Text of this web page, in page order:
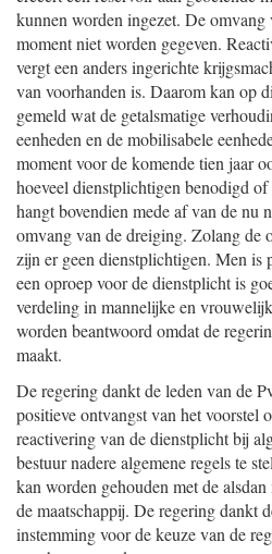
kunnen worden ingezet. De
moment niet worden gegeven.
vergt een anders ingerichte
van voorhanden is. Daarom kan op
gemeld wat de getalsmatige
eenheden en de mobilisabele
moment voor de komende tien jaar
hoeveel dienstplichtigen benodigd
hangt bovendien mede af van de nu
omvang van de dreiging. Zolang de
zijn er geen dienstplichtigen. Men is
een oproep voor de dienstplicht is
verdeling in mannelijke en
worden beantwoord omdat de
maakt.
De regering dankt de leden van de
positieve ontvangst van het voorstel
reactivering van de dienstplicht bij
bestuur nadere algemene regels te
kan worden gehouden met de
de maatschappij. De regering dankt
instemming voor de keuze van de